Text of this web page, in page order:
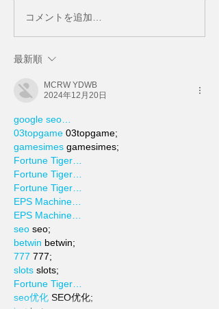
コメントを追加…
最新順
MCRW YDWB
2024年12月20日
google seo…
03topgame 03topgame;
gamesimes gamesimes;
Fortune Tiger…
Fortune Tiger…
Fortune Tiger…
EPS Machine…
EPS Machine…
seo seo;
betwin betwin;
777 777;
slots slots;
Fortune Tiger…
seo优化 SEO优化;